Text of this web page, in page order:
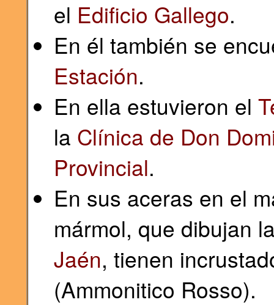
el Edificio Gallego.
En él también se
Estación.
En ella estuvieron el
la Clínica de Don
Provincial.
En sus aceras en el
mármol, que dibujan
Jaén, tienen
(Ammonitico Rosso).